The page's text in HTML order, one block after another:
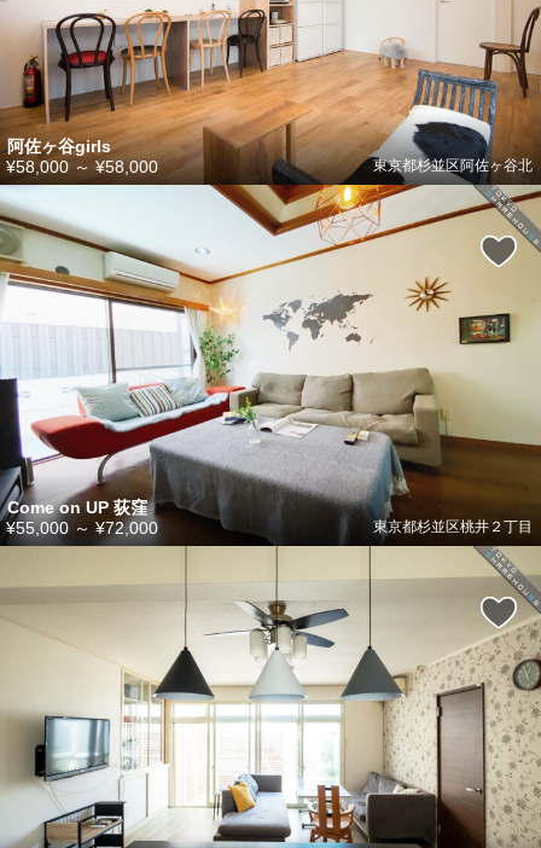
阿佐ヶ谷girls
東京都杉並区阿佐ヶ谷北
¥58,000 ～ ¥58,000
Come on UP 荻窪
東京都杉並区桃井２丁目
¥55,000 ～ ¥72,000